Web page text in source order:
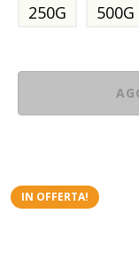
250G
500G
IN OFFERTA!